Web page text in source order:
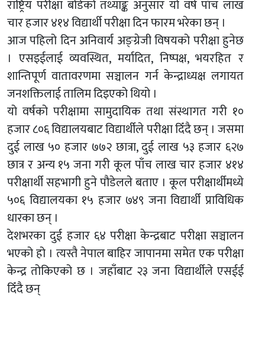
राष्ट्रिय परीक्षा बोर्डको तथ्याङ्क अनुसार यो वर्ष पाँच लाख
चार हजार ४१४ विद्यार्थी परीक्षा दिन फारम भरेका छन् ।
आज पहिलो दिन अनिवार्य अङ्ग्रेजी विषयको परीक्षा हुनेछ
। एसइईलाई व्यवस्थित, मर्यादित, निष्पक्ष, भयरहित र
शान्तिपूर्ण वातावरणमा सञ्चालन गर्न केन्द्राध्यक्ष लगायत
जनशक्तिलाई तालिम दिइएको थियो ।
यो वर्षको परीक्षामा सामुदायिक तथा संस्थागत गरी १०
हजार ८०६ विद्यालयबाट विद्यार्थीले परीक्षा दिँदै छन् । जसमा
दुई लाख ५० हजार ७७२ छात्रा, दुई लाख ५३ हजार ६२७
छात्र र अन्य १५ जना गरी कूल पाँच लाख चार हजार ४१४
परीक्षार्थी सहभागी हुने पौडेलले बताए । कूल परीक्षार्थीमध्ये
५०६ विद्यालयका १५ हजार ७४९ जना विद्यार्थी प्राविधिक
धारका छन् ।
देशभरका दुई हजार ६४ परीक्षा केन्द्रबाट परीक्षा सञ्चालन
भएको हो । त्यस्तै नेपाल बाहिर जापानमा समेत एक परीक्षा
केन्द्र तोकिएको छ । जहाँबाट २३ जना विद्यार्थीले एसईई
दिँदै छन्